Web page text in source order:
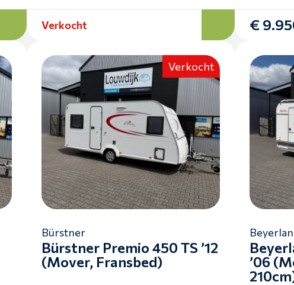
Verkocht €
Verkocht
Bürstner
Bürstner Premio 450 TS ’12
(Mover, Fransbed)
’06